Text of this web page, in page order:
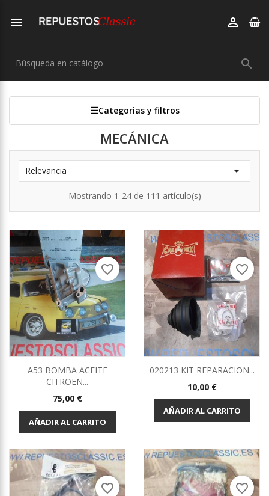
 

Categorias y filtros
MECÁNICA
Relevancia 
Mostrando 1-24 de 111 artículo(s)
A53 BOMBA ACEITE
CITROEN...
Precio
75,00 €
AÑADIR AL CARRITO
favorite_border
020213 KIT REPARACION...
Precio
10,00 €
AÑADIR AL CARRITO
favorite_border
favorite_border favorite_border